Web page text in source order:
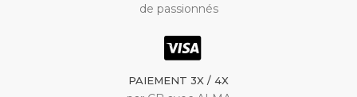
de passionnés
PAIEMENT 3X / 4X